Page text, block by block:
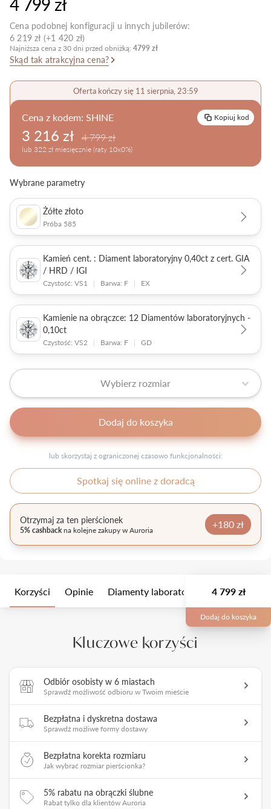
Cena podobnej konfiguracji u innych jubilerów:
6 219 zł (+1 420 zł)
Najniższa cena z 30 dni przed obniżką: 4799 zł
Skąd tak atrakcyjna cena?
Oferta kończy się 11 sierpnia, 23:59
Cena z kodem: SHINE Kopiuj kod
3 216 zł 4 799 zł
lub 322 zł miesięcznie (raty 10x0%)
Wybrane parametry
Żółte złoto
Próba 585
Kamień cent. : Diament laboratoryjny 0,40ct z cert. GIA
/ HRD / IGI
Czystość: VS1 | Barwa: F | EX
Kamienie na obrączce: 12 Diamentów laboratoryjnych -
0,10ct
Czystość: VS2 | Barwa: F | GD
Wybierz rozmiar
Dodaj do koszyka
lub skorzystaj z ograniczonej czasowo funkcjonalności:
Spotkaj się online z doradcą
Otrzymaj za ten pierścionek
5% cashbackna kolejne zakupy w Auroria +180 zł
Korzyści Opinie Diamenty laboratoryjne Wielkość
4 799 zł
Dodaj do koszyka
Kluczowe korzyści
Odbiór osobisty w 6 miastach
Sprawdź możliwość odbioru w Twoim mieście
Bezpłatna i dyskretna dostawa
Sprawdź możliwe formy dostawy
Bezpłatna korekta rozmiaru
Jak wybrać rozmiar pierścionka?
5% rabatu na obrączki ślubne
Rabat tylko dla klientów Auroria